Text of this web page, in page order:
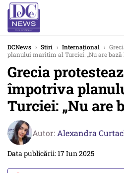
DCNews › Stiri › Internațional ›
planului maritim al Turciei: „Nu are bază
Grecia
împotriva
Turciei: „Nu are
Autor: Alexandra
Data publicării: 17 Iun 2025